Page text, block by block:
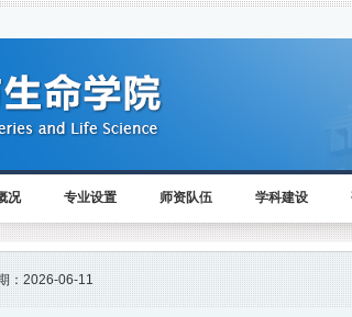
况 专业设置 师资队伍 学科建设
：2026-06-11